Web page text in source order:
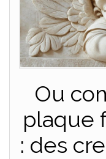
Ou
plaque
: des